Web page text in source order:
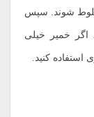
مخلوط شوند. سپس
اگر خمیر خیلی
کنید.